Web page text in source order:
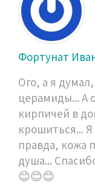
Фортунат
Ого, а я
церамиды... А
кирпичей в
крошиться...
правда, кожа
душа...
😊😊😊